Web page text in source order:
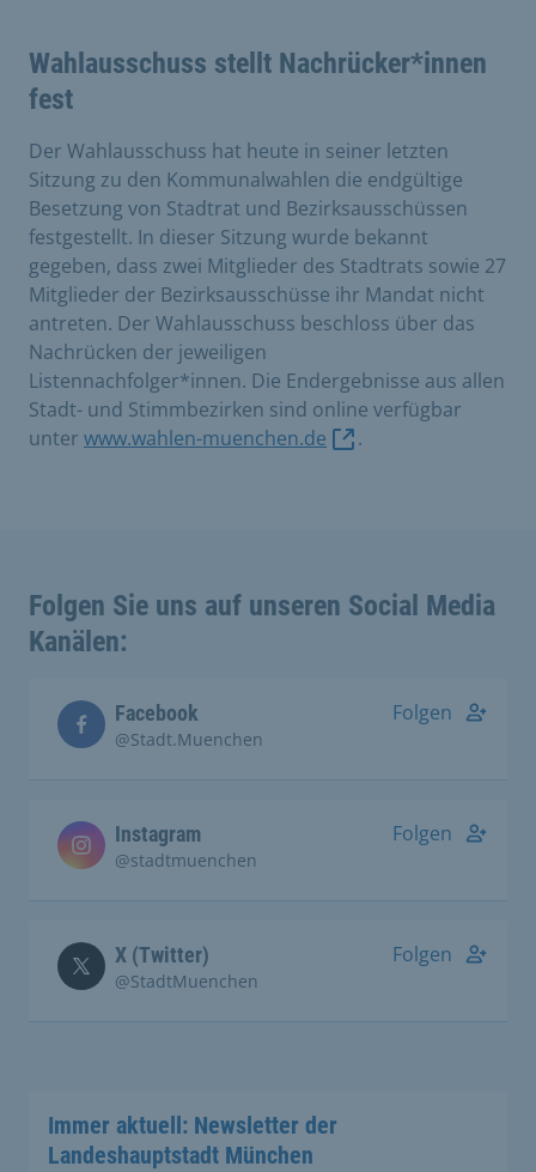
Wahlausschuss stellt Nachrücker*innen
fest
Der Wahlausschuss hat heute in seiner letzten
Sitzung zu den Kommunalwahlen die endgültige
Besetzung von Stadtrat und Bezirksausschüssen
festgestellt. In dieser Sitzung wurde bekannt
gegeben, dass zwei Mitglieder des Stadtrats sowie 27
Mitglieder der Bezirksausschüsse ihr Mandat nicht
antreten. Der Wahlausschuss beschloss über das
Nachrücken der jeweiligen
Listennachfolger*innen. Die Endergebnisse aus allen
Stadt- und Stimmbezirken sind online verfügbar
unter www.wahlen-muenchen.de .
Folgen Sie uns auf unseren Social Media
Kanälen:
Facebook
@Stadt.Muenchen
Folgen
Instagram
@stadtmuenchen
Folgen
X (Twitter)
@StadtMuenchen
Folgen
Immer aktuell: Newsletter der
Landeshauptstadt München